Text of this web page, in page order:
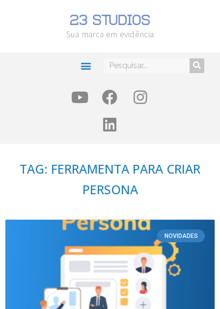
Sua marca em evidência
TAG: FERRAMENTA PARA CRIAR
PERSONA
NOVIDADES